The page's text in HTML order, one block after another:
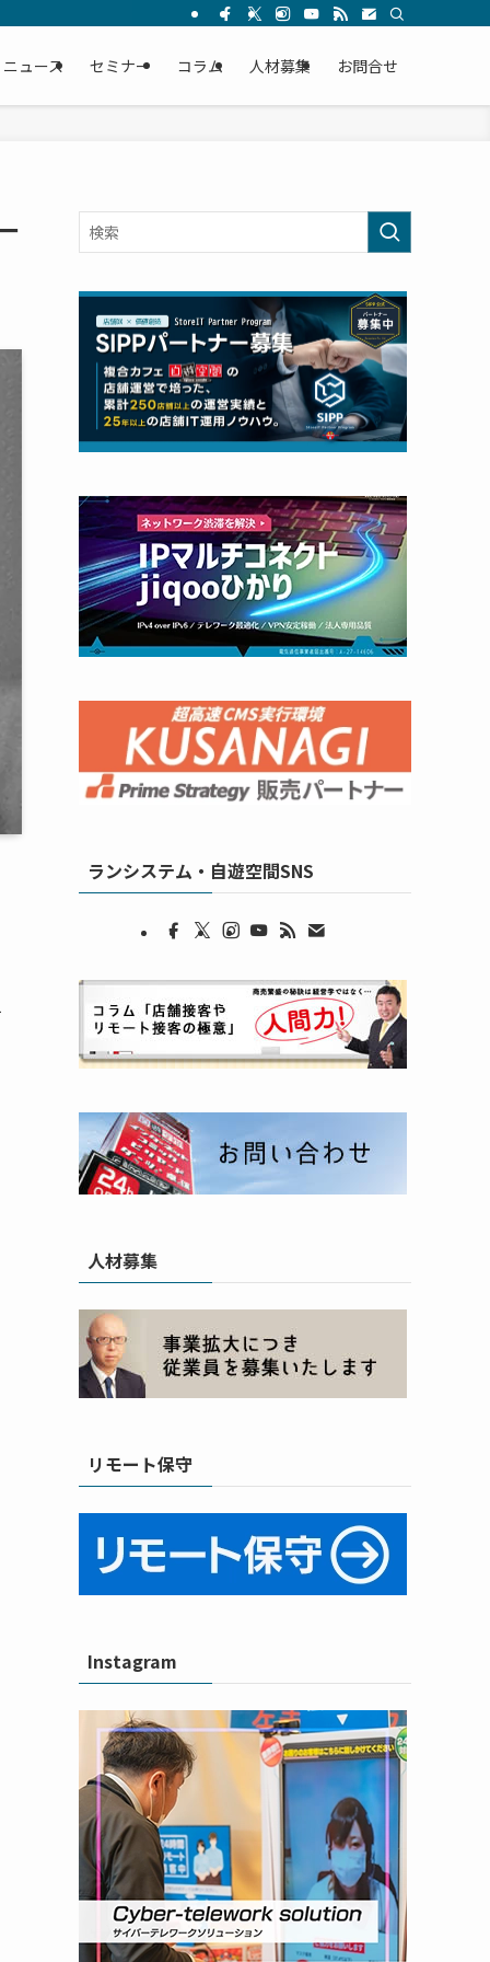
ニュース セミナー コラム 人材募集 お問合せ
ランシステム・自遊空間SNS
人材募集
リモート保守
Instagram